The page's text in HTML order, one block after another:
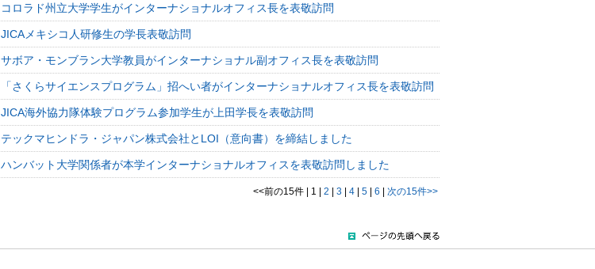
コロラド州立大学学生がインターナショナルオフィス長を表敬訪問
JICAメキシコ人研修生の学長表敬訪問
サボア・モンブラン大学教員がインターナショナル副オフィス長を表敬訪問
「さくらサイエンスプログラム」招へい者がインターナショナルオフィス長を表敬訪問
JICA海外協力隊体験プログラム参加学生が上田学長を表敬訪問
テックマヒンドラ・ジャパン株式会社とLOI（意向書）を締結しました
ハンバット大学関係者が本学インターナショナルオフィスを表敬訪問しました
<<前の15件| 1 2 3 4| 5| 6 次の15件>>